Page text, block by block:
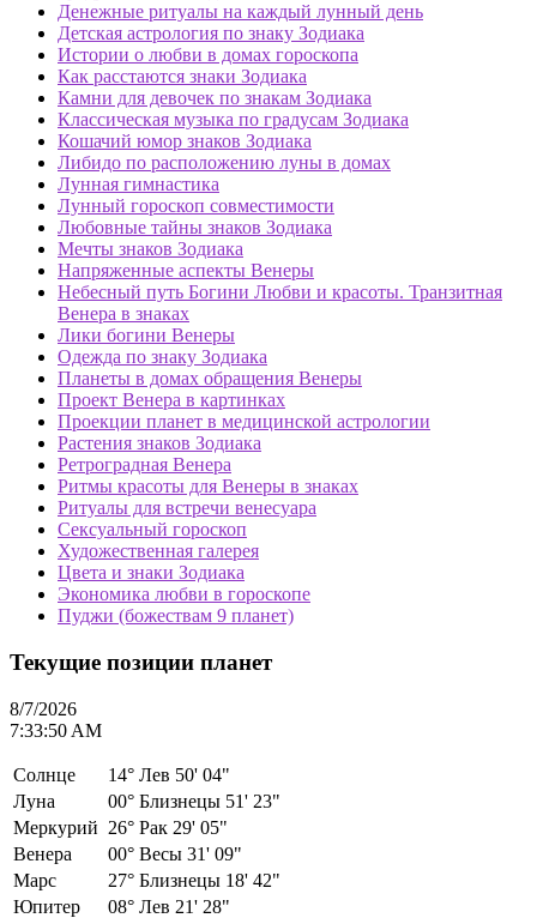
Денежные ритуалы на каждый лунный день
Детская астрология по знаку Зодиака
Истории о любви в домах гороскопа
Как расстаются знаки Зодиака
Камни для девочек по знакам Зодиака
Классическая музыка по градусам Зодиака
Кошачий юмор знаков Зодиака
Либидо по расположению луны в домах
Лунная гимнастика
Лунный гороскоп совместимости
Любовные тайны знаков Зодиака
Мечты знаков Зодиака
Напряженные аспекты Венеры
Небесный путь Богини Любви и красоты. Транзитная
Венера в знаках
Лики богини Венеры
Одежда по знаку Зодиака
Планеты в домах обращения Венеры
Проект Венера в картинках
Проекции планет в медицинской астрологии
Растения знаков Зодиака
Ретроградная Венера
Ритмы красоты для Венеры в знаках
Ритуалы для встречи венесуара
Сексуальный гороскоп
Художественная галерея
Цвета и знаки Зодиака
Экономика любви в гороскопе
Пуджи (божествам 9 планет)
Текущие позиции планет
8/7/2026
7:33:50 AM
Солнце 14° Лев 50' 04"
Луна
00° Близнецы 51' 23"
Меркурий 26° Рак 29' 05"
Венера
00° Весы 31' 09"
Марс
27° Близнецы 18' 42"
Юпитер
08° Лев 21' 28"